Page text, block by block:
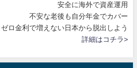
安全に海外で資産運用
不安な老後も自分年金でカバー
ゼロ金利で増えない日本から脱出しよう
詳細はコチラ>